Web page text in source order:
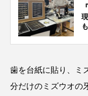
ソトオリイワシ
タイコウチ
タカラガイ
タコブネ タ
歯を台紙に貼り、ミ
分だけのミズウオの